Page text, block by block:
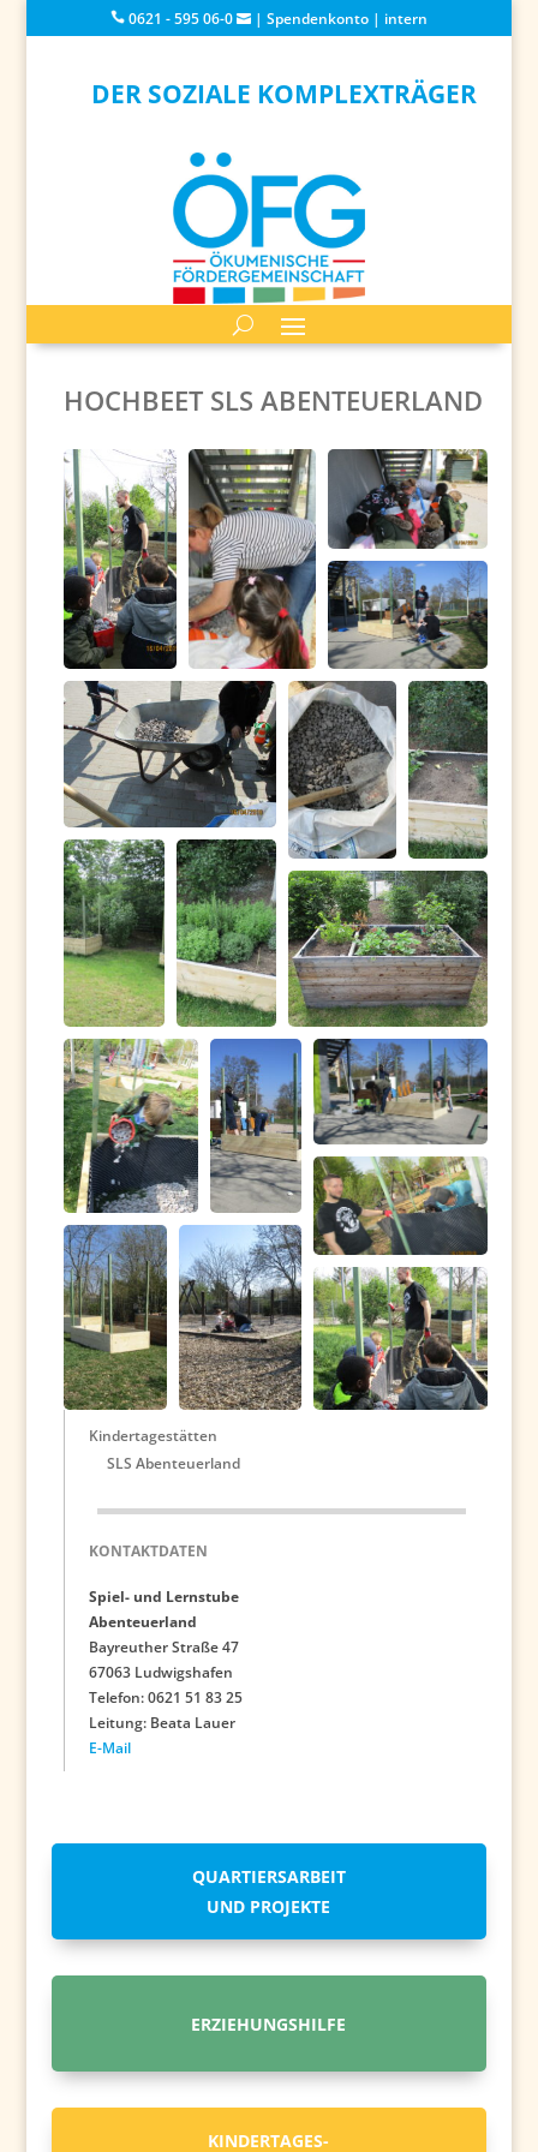
0621 - 595 06-0 | Spendenkonto| intern
DER SOZIALE KOMPLEXTRÄGER
HOCHBEET SLS ABENTEUERLAND
Kindertagestätten
SLS Abenteuerland
KONTAKTDATEN
Spiel- und Lernstube
Abenteuerland
Bayreuther Straße 47
67063 Ludwigshafen
Telefon: 0621 51 83 25
Leitung: Beata Lauer
E-Mail
QUARTIERSARBEIT
UND PROJEKTE
ERZIEHUNGSHILFE
KINDERTAGES-